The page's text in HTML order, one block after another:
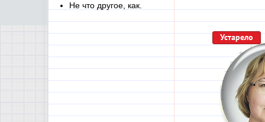
Не что другое, как.
Устарело